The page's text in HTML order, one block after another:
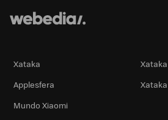
Xataka
Applesfera
Mundo Xiaomi